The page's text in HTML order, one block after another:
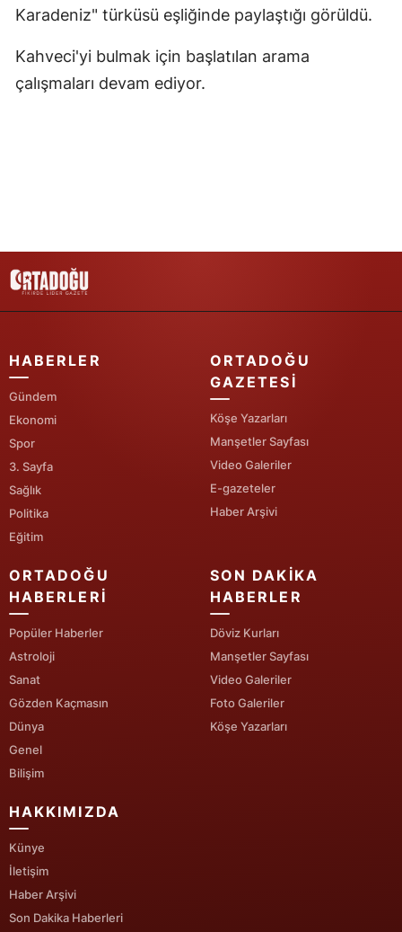
Niğde
Ordu
Rize
Trabzon
Tunceli
Şanlıurfa
Uşak
Zonguldak
Aksaray
Bayburt
Karaman
Karadeniz" türküsü eşliğinde paylaştığı görüldü.
Kahveci'yi bulmak için başlatılan arama
çalışmaları devam ediyor.
HABERLER
Gündem
Ekonomi
Spor
3. Sayfa
Sağlık
Politika
Eğitim
ORTADOĞU
GAZETESI
Köşe Yazarları
Manşetler Sayfası
Video Galeriler
E-gazeteler
Haber Arşivi
ORTADOĞU
HABERLERI
Popüler Haberler
Astroloji
Sanat
Gözden Kaçmasın
Dünya
Genel
Bilişim
SON DAKIKA
HABERLER
Döviz Kurları
Manşetler Sayfası
Video Galeriler
Foto Galeriler
Köşe Yazarları
HAKKIMIZDA
Künye
İletişim
Haber Arşivi
Son Dakika Haberleri